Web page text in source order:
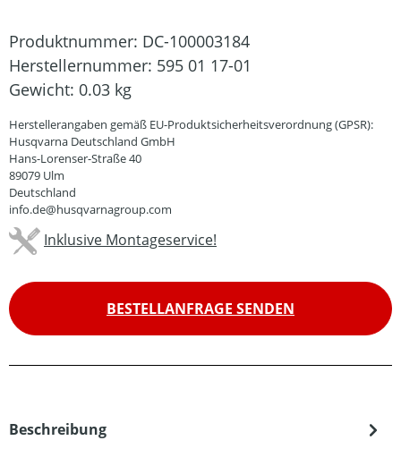
Produktnummer: DC-100003184
Herstellernummer: 595 01 17-01
Gewicht: 0.03 kg
Herstellerangaben gemäß EU-Produktsicherheitsverordnung (GPSR):
Husqvarna Deutschland GmbH
Hans-Lorenser-Straße 40
89079 Ulm
Deutschland
info.de@husqvarnagroup.com
Inklusive Montageservice!
BESTELLANFRAGE SENDEN
Beschreibung